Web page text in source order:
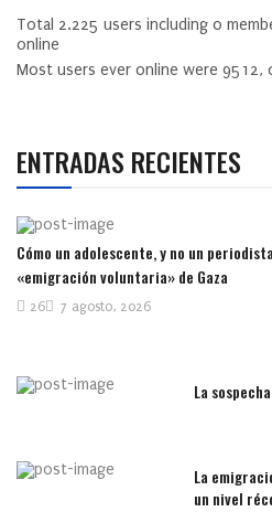
Total 2.225 users including 0
online
Most users ever online were 9512,
ENTRADAS RECIENTES
Cómo un adolescente, y no un
«emigración voluntaria» de Gaza
7 agosto, 2026
26
La
La
un nivel